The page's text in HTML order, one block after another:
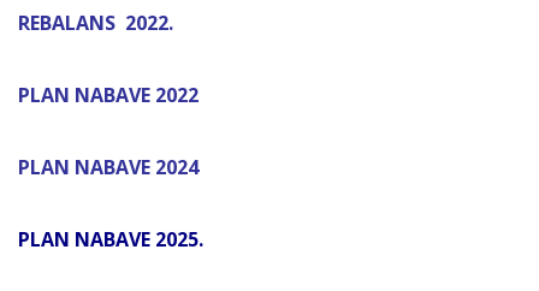
REBALANS 2022.
PLAN NABAVE 2022
PLAN NABAVE 2024
PLAN NABAVE 2025.